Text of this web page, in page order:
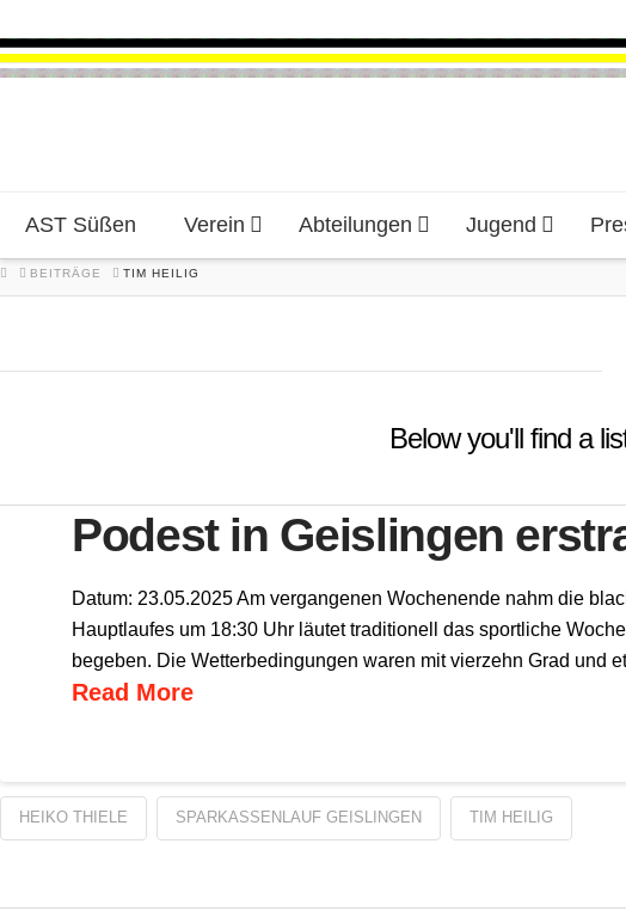
AST Süßen Verein Abteilungen Jugend
HOMEBEITRÄGE TIM HEILIG
Below you'll find a
Podest in Geislingen
Datum: 23.05.2025 Am vergangenen Wochenende nahm die
Hauptlaufes um 18:30 Uhr läutet traditionell das sportliche
begeben. Die Wetterbedingungen waren mit vierzehn Grad und
Read More
HEIKO THIELE SPARKASSENLAUF GEISLINGEN TIM HEILIG